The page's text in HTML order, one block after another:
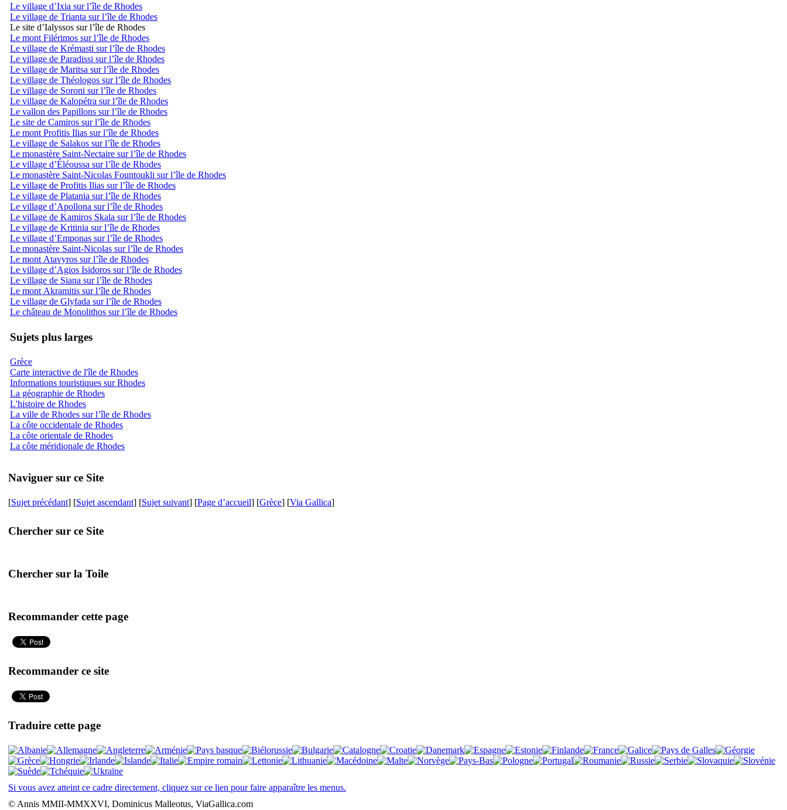
Le village d’Ixia sur l’île de Rhodes
Le village de Trianta sur l’île de Rhodes
Le site d’Ialyssos sur l’île de Rhodes
Le mont Filérimos sur l’île de Rhodes
Le village de Krémasti sur l’île de Rhodes
Le village de Paradissi sur l’île de Rhodes
Le village de Maritsa sur l’île de Rhodes
Le village de Théologos sur l’île de Rhodes
Le village de Soroni sur l’île de Rhodes
Le village de Kalopétra sur l’île de Rhodes
Le vallon des Papillons sur l’île de Rhodes
Le site de Camiros sur l’île de Rhodes
Le mont Profitis Ilias sur l’île de Rhodes
Le village de Salakos sur l’île de Rhodes
Le monastère Saint-Nectaire sur l’île de Rhodes
Le village d’Éléoussa sur l’île de Rhodes
Le monastère Saint-Nicolas Fountoukli sur l’île de Rhodes
Le village de Profitis Ilias sur l’île de Rhodes
Le village de Platania sur l’île de Rhodes
Le village d’Apollona sur l’île de Rhodes
Le village de Kamiros Skala sur l’île de Rhodes
Le village de Kritinia sur l’île de Rhodes
Le village d’Emponas sur l’île de Rhodes
Le monastère Saint-Nicolas sur l’île de Rhodes
Le mont Atavyros sur l’île de Rhodes
Le village d’Agios Isidoros sur l’île de Rhodes
Le village de Siana sur l’île de Rhodes
Le mont Akramitis sur l’île de Rhodes
Le village de Glyfada sur l’île de Rhodes
Le château de Monolithos sur l’île de Rhodes
Sujets plus larges
Grèce
Carte interactive de l'île de Rhodes
Informations touristiques sur Rhodes
La géographie de Rhodes
L'histoire de Rhodes
La ville de Rhodes sur l’île de Rhodes
La côte occidentale de Rhodes
La côte orientale de Rhodes
La côte méridionale de Rhodes
Naviguer sur ce Site
[Sujet précédant] [Sujet ascendant] [Sujet suivant] [Page d’accueil] [Grèce] [Via Gallica]
Chercher sur ce Site
Chercher sur la Toile
Recommander cette page
Recommander ce site
Traduire cette page
Si vous avez atteint ce cadre directement, cliquez sur ce lien pour faire apparaître les menus.
© Annis MMII-MMXXVI, Dominicus Malleotus, ViaGallica.com